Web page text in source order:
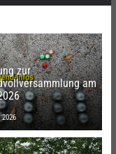
zur
am
2026